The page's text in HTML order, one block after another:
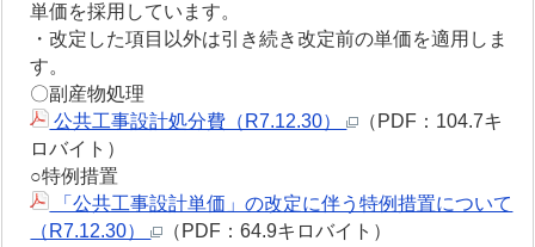
単価を採用しています。
・改定した項目以外は引き続き改定前の単価を適用しま
す。
〇副産物処理
公共工事設計処分費（R7.12.30）
（PDF：104.7キ
ロバイト）
○特例措置
「公共工事設計単価」の改定に伴う特例措置について
（R7.12.30）
（PDF：64.9キロバイト）